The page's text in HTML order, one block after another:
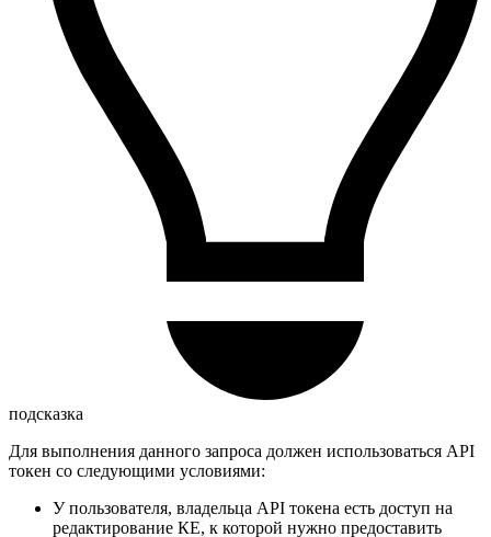
подсказка
Для выполнения данного запроса должен использоваться API
токен со следующими условиями:
У пользователя, владельца API токена есть доступ на
редактирование КЕ, к которой нужно предоставить